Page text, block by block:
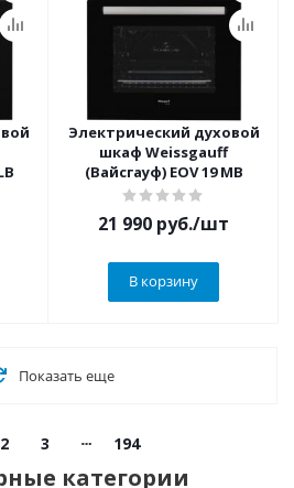
Электрический духовой
шкаф Weissgauff
(Вайсгауф) EOV 19 MB
21 990 руб./шт
В корзину
Показать еще
2 3 194
категории